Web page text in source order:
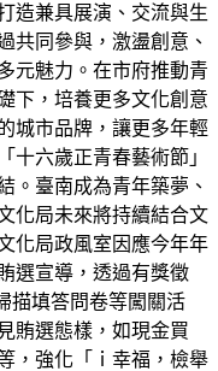
造兼具展演、交流與生
共同參與，激盪創意、
元魅力。在市府推動青
下，培養更多文化創意
城市品牌，讓更多年輕
十六歲正青春藝術節」
。臺南成為青年築夢、
化局未來將持續結合文
化局政風室因應今年年
選宣導，透過有獎徵
描填答問卷等闖關活
賄選態樣，如現金買
，強化「ｉ幸福，檢舉